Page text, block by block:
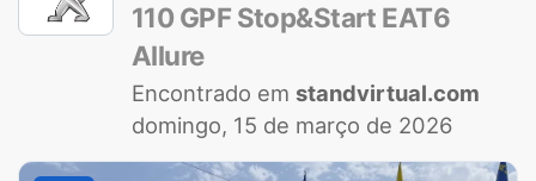
110 GPF Stop&Start EAT6
Allure
Encontrado em standvirtual.com
domingo, 15 de março de 2026